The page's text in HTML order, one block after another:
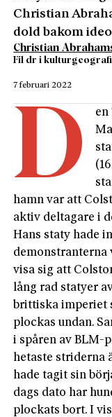
Christian
dold bakom
Christian
Fil dr i
7 februari 2022
D
en
hamn var att
aktiv deltagare i
Hans staty hade
demonstranterna
visa sig att
lång rad statyer
brittiska imperiet
plockas undan.
i spåren av BLM-
hetaste striderna
hade tagit sin
dags dato har
plockats bort. I